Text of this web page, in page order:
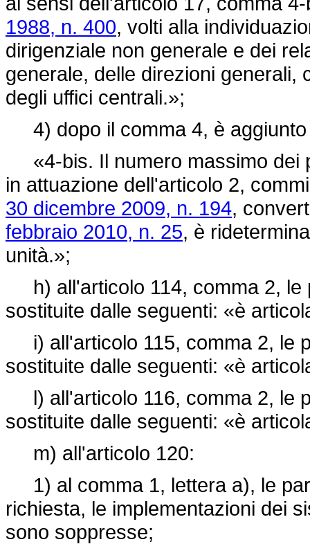
1988, n. 400, volti alla
dirigenziale non generale e dei
generale, delle direzioni generali,
degli uffici centrali.»;
4) dopo il comma 4, è aggiunto
«4-bis. Il numero massimo dei
in attuazione dell'articolo 2,
30 dicembre 2009, n. 194,
febbraio 2010, n. 25, è
unità.»;
h) all'articolo 114, comma 2, le
sostituite dalle seguenti: «è
i) all'articolo 115, comma 2, le
sostituite dalle seguenti: «è
l) all'articolo 116, comma 2, le
sostituite dalle seguenti: «è
m) all'articolo 120:
1) al comma 1, lettera a), le
richiesta, le implementazioni dei
sono soppresse;